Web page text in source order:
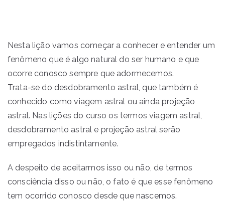
Nesta lição vamos começar a conhecer e entender um
fenômeno que é algo natural do ser humano e que
ocorre conosco sempre que adormecemos.
Trata-se do desdobramento astral, que também é
conhecido como viagem astral ou ainda projeção
astral. Nas lições do curso os termos viagem astral,
desdobramento astral e projeção astral serão
empregados indistintamente.
A despeito de aceitarmos isso ou não, de termos
consciência disso ou não, o fato é que esse fenômeno
tem ocorrido conosco desde que nascemos.